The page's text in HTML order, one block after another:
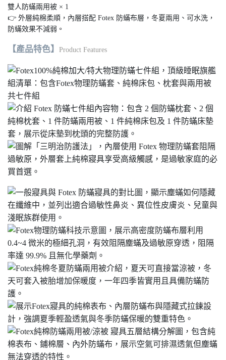
雙人防蟎兩用被 × 1
👉 外層純棉柔順，內層搭配 Fotex 防蟎布層，冬夏兩用、可水洗，
防蟎效果不減弱。
【產品特色】 Product Features